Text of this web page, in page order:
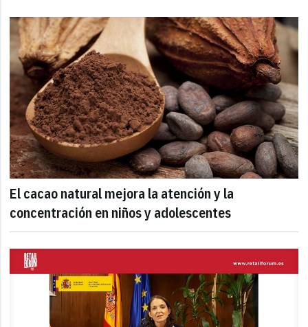
El cacao natural mejora la atención y la
concentración en niños y adolescentes